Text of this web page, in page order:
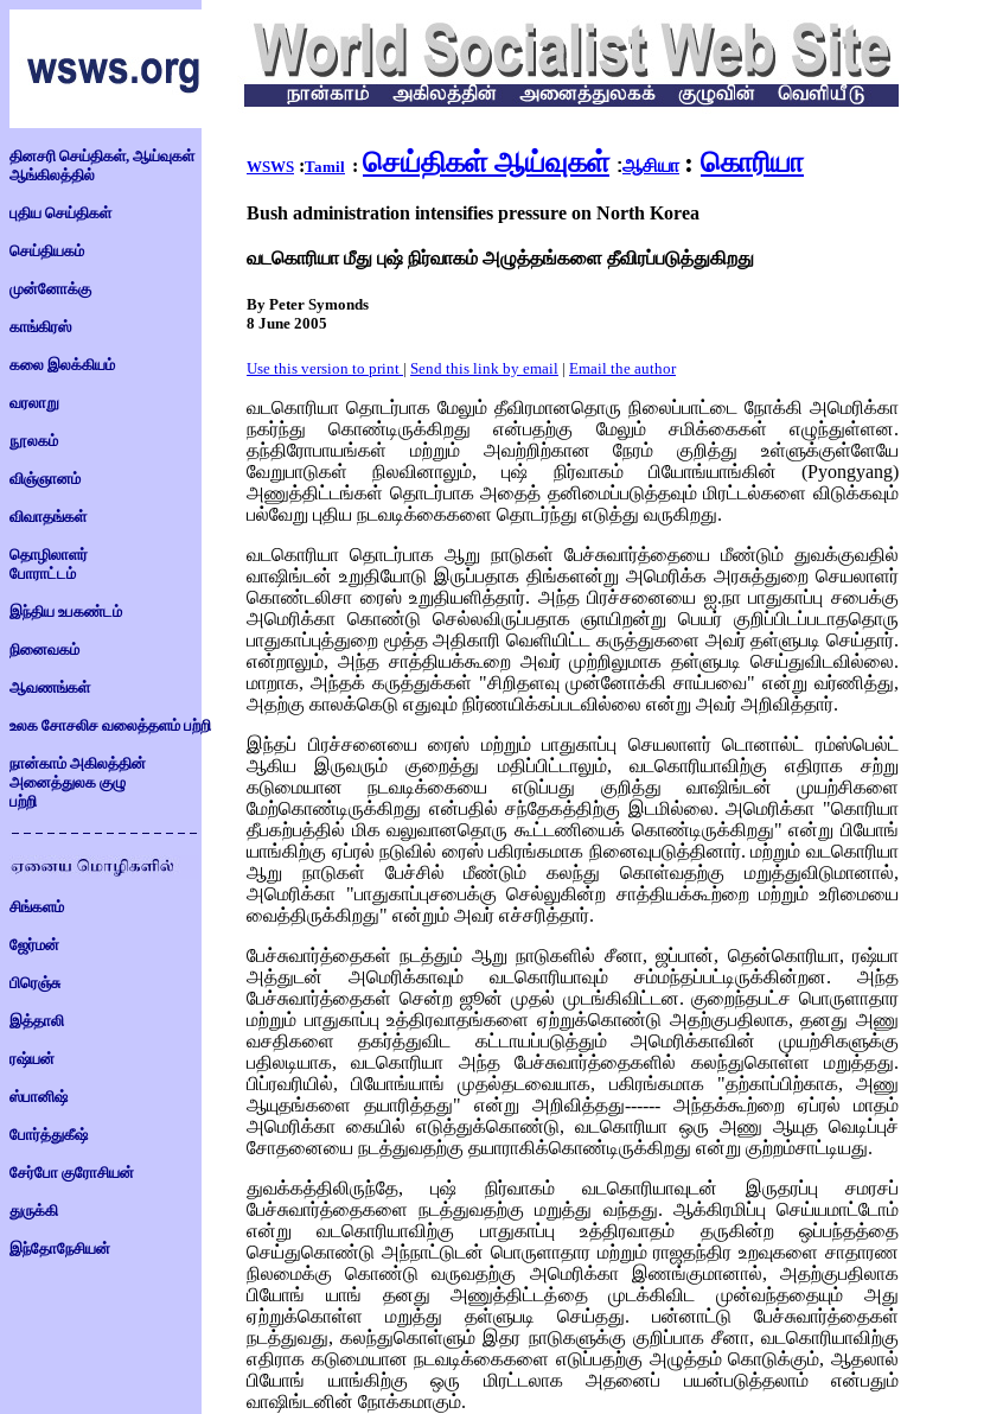
தினசரி செய்திகள், ஆய்வுகள்
ஆங்கிலத்தில்
புதிய செய்திகள்
செய்தியகம்
முன்னோக்கு
காங்கிரஸ்
கலை இலக்கியம்
வரலாறு
நூலகம்
விஞ்ஞானம்
விவாதங்கள்
தொழிலாளர்
போராட்டம்
இந்திய உபகண்டம்
நினைவகம்
ஆவணங்கள்
உலக சோசலிச வலைத்தளம் பற்றி
நான்காம் அகிலத்தின்
அனைத்துலக குழு
பற்றி
சிங்களம்
ஜேர்மன்
பிரெஞ்சு
இத்தாலி
ரஷ்யன்
ஸ்பானிஷ்
போர்த்துகீஷ்
சேர்போ குரோசியன்
துருக்கி
இந்தோநேசியன்
WSWS :Tamil : செய்திகள் ஆய்வுகள் :ஆசியா : கொரியா
Bush administration intensifies pressure on North Korea
வடகொரியா மீது புஷ் நிர்வாகம் அழுத்தங்களை தீவிரப்படுத்துகிறது
By Peter Symonds
8 June 2005
Use this version to print | Send this link by email | Email the author
வடகொரியா தொடர்பாக மேலும் தீவிரமானதொரு நிலைப்பாட்டை நோக்கி அமெரிக்கா
நகர்ந்து கொண்டிருக்கிறது என்பதற்கு மேலும் சமிக்கைகள் எழுந்துள்ளன.
தந்திரோபாயங்கள் மற்றும் அவற்றிற்கான நேரம் குறித்து உள்ளுக்குள்ளேயே
வேறுபாடுகள் நிலவினாலும், புஷ் நிர்வாகம் பியோங்யாங்கின் (Pyongyang)
அணுத்திட்டங்கள் தொடர்பாக அதைத் தனிமைப்படுத்தவும் மிரட்டல்களை விடுக்கவும்
பல்வேறு புதிய நடவடிக்கைகளை தொடர்ந்து எடுத்து வருகிறது.
வடகொரியா தொடர்பாக ஆறு நாடுகள் பேச்சுவார்த்தையை மீண்டும் துவக்குவதில்
வாஷிங்டன் உறுதியோடு இருப்பதாக திங்களன்று அமெரிக்க அரசுத்துறை செயலாளர்
கொண்டலிசா ரைஸ் உறுதியளித்தார். அந்த பிரச்சனையை ஐ.நா பாதுகாப்பு சபைக்கு
அமெரிக்கா கொண்டு செல்லவிருப்பதாக ஞாயிறன்று பெயர் குறிப்பிடப்படாததொரு
பாதுகாப்புத்துறை மூத்த அதிகாரி வெளியிட்ட கருத்துகளை அவர் தள்ளுபடி செய்தார்.
என்றாலும், அந்த சாத்தியக்கூறை அவர் முற்றிலுமாக தள்ளுபடி செய்துவிடவில்லை.
மாறாக, அந்தக் கருத்துக்கள் "சிறிதளவு முன்னோக்கி சாய்பவை" என்று வர்ணித்து,
அதற்கு காலக்கெடு எதுவும் நிர்ணயிக்கப்படவில்லை என்று அவர் அறிவித்தார்.
இந்தப் பிரச்சனையை ரைஸ் மற்றும் பாதுகாப்பு செயலாளர் டொனால்ட் ரம்ஸ்பெல்ட்
ஆகிய இருவரும் குறைத்து மதிப்பிட்டாலும், வடகொரியாவிற்கு எதிராக சற்று
கடுமையான நடவடிக்கையை எடுப்பது குறித்து வாஷிங்டன் முயற்சிகளை
மேற்கொண்டிருக்கிறது என்பதில் சந்தேகத்திற்கு இடமில்லை. அமெரிக்கா "கொரியா
தீபகற்பத்தில் மிக வலுவானதொரு கூட்டணியைக் கொண்டிருக்கிறது" என்று பியோங்
யாங்கிற்கு ஏப்ரல் நடுவில் ரைஸ் பகிரங்கமாக நினைவுபடுத்தினார். மற்றும் வடகொரியா
ஆறு நாடுகள் பேச்சில் மீண்டும் கலந்து கொள்வதற்கு மறுத்துவிடுமானால்,
அமெரிக்கா "பாதுகாப்புசபைக்கு செல்லுகின்ற சாத்தியக்கூற்றை மற்றும் உரிமையை
வைத்திருக்கிறது" என்றும் அவர் எச்சரித்தார்.
பேச்சுவார்த்தைகள் நடத்தும் ஆறு நாடுகளில் சீனா, ஜப்பான், தென்கொரியா, ரஷ்யா
அத்துடன் அமெரிக்காவும் வடகொரியாவும் சம்மந்தப்பட்டிருக்கின்றன. அந்த
பேச்சுவார்த்தைகள் சென்ற ஜூன் முதல் முடங்கிவிட்டன. குறைந்தபட்ச பொருளாதார
மற்றும் பாதுகாப்பு உத்திரவாதங்களை ஏற்றுக்கொண்டு அதற்குபதிலாக, தனது அணு
வசதிகளை தகர்த்துவிட கட்டாயப்படுத்தும் அமெரிக்காவின் முயற்சிகளுக்கு
பதிலடியாக, வடகொரியா அந்த பேச்சுவார்த்தைகளில் கலந்துகொள்ள மறுத்தது.
பிப்ரவரியில், பியோங்யாங் முதல்தடவையாக, பகிரங்கமாக "தற்காப்பிற்காக, அணு
ஆயுதங்களை தயாரித்தது" என்று அறிவித்தது------ அந்தக்கூற்றை ஏப்ரல் மாதம்
அமெரிக்கா கையில் எடுத்துக்கொண்டு, வடகொரியா ஒரு அணு ஆயுத வெடிப்புச்
சோதனையை நடத்துவதற்கு தயாராகிக்கொண்டிருக்கிறது என்று குற்றம்சாட்டியது.
துவக்கத்திலிருந்தே, புஷ் நிர்வாகம் வடகொரியாவுடன் இருதரப்பு சமரசப்
பேச்சுவார்த்தைகளை நடத்துவதற்கு மறுத்து வந்தது. ஆக்கிரமிப்பு செய்யமாட்டோம்
என்று வடகொரியாவிற்கு பாதுகாப்பு உத்திரவாதம் தருகின்ற ஒப்பந்தத்தை
செய்துகொண்டு அந்நாட்டுடன் பொருளாதார மற்றும் ராஜதந்திர உறவுகளை சாதாரண
நிலமைக்கு கொண்டு வருவதற்கு அமெரிக்கா இணங்குமானால், அதற்குபதிலாக
பியோங் யாங் தனது அணுத்திட்டத்தை முடக்கிவிட முன்வந்ததையும் அது
ஏற்றுக்கொள்ள மறுத்து தள்ளுபடி செய்தது. பன்னாட்டு பேச்சுவார்த்தைகள்
நடத்துவது, கலந்துகொள்ளும் இதர நாடுகளுக்கு குறிப்பாக சீனா, வடகொரியாவிற்கு
எதிராக கடுமையான நடவடிக்கைகளை எடுப்பதற்கு அழுத்தம் கொடுக்கும், ஆதலால்
பியோங் யாங்கிற்கு ஒரு மிரட்டலாக அதனைப் பயன்படுத்தலாம் என்பதும்
வாஷிங்டனின் நோக்கமாகும்.